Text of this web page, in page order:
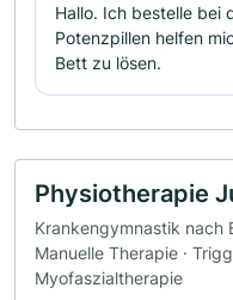
Hallo. Ich bestelle bei
Potenzpillen helfen
Bett zu lösen.
Physiotherapie
Krankengymnastik nach
Manuelle Therapie ·
Myofaszialtherapie